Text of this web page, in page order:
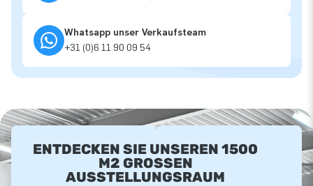
Whatsapp unser Verkaufsteam
+31 (0)6 11 90 09 54
ENTDECKEN SIE UNSEREN 1500
M2 GROSSEN A
USSTELLUNGSRAUM